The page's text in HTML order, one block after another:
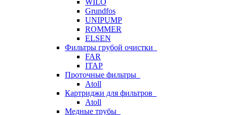
WILO
Grundfos
UNIPUMP
ROMMER
ELSEN
Фильтры грубой очистки
FAR
ITAP
Проточные фильтры
Atoll
Картриджи для фильтров
Atoll
Медные трубы